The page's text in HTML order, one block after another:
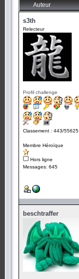
Auteur
s3th
Relecteur
Profil challenge
Classement : 443/55625
Membre Héroïque
Hors ligne
Messages: 645
beschtraffer